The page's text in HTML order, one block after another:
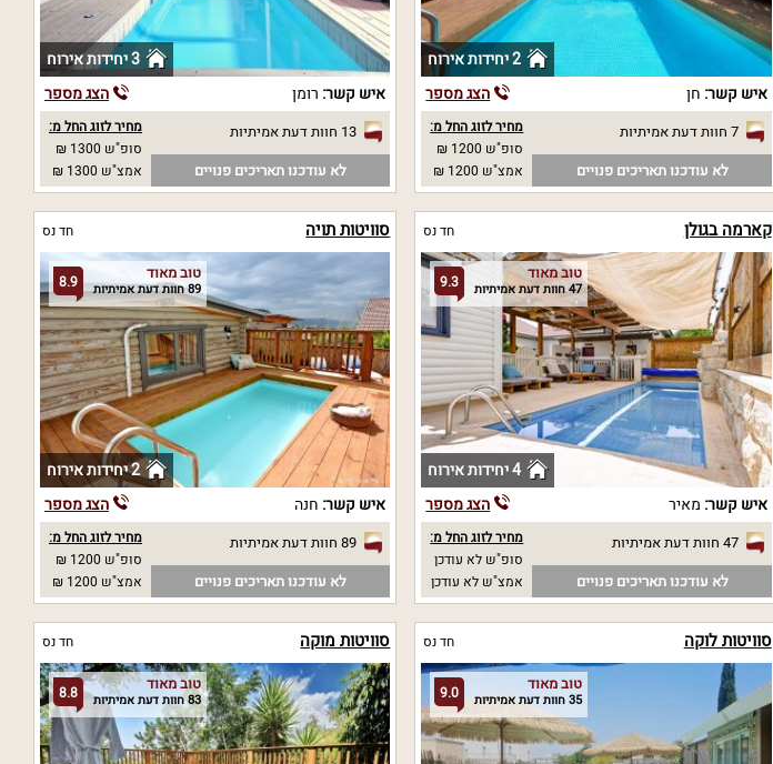
2 יחידות אירוח
איש קשר: חן הצג מספר
7 חוות דעת אמיתיות
לא עודכנו תאריכים פנויים
מחיר לזוג החל מ:
סופ"ש 1200 ₪
אמצ"ש 1200 ₪
3 יחידות אירוח
איש קשר: רומן הצג מספר
13 חוות דעת אמיתיות
לא עודכנו תאריכים פנויים
מחיר לזוג החל מ:
סופ"ש 1300 ₪
אמצ"ש 1300 ₪
קארמה בגולן חד נס
9.3 טוב מאוד
47 חוות דעת אמיתיות
4 יחידות אירוח
איש קשר: מאיר הצג מספר
47 חוות דעת אמיתיות
לא עודכנו תאריכים פנויים
מחיר לזוג החל מ:
סופ"ש לא עודכן
אמצ"ש לא עודכן
סוויטות תויה חד נס
8.9 טוב מאוד
89 חוות דעת אמיתיות
2 יחידות אירוח
איש קשר: חנה הצג מספר
89 חוות דעת אמיתיות
לא עודכנו תאריכים פנויים
מחיר לזוג החל מ:
סופ"ש 1200 ₪
אמצ"ש 1200 ₪
סוויטות לוקה חד נס
9.0 טוב מאוד
35 חוות דעת אמיתיות
סוויטות מוקה חד נס
8.8 טוב מאוד
83 חוות דעת אמיתיות